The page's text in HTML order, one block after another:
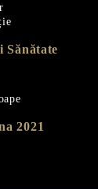
Sănătate
2021